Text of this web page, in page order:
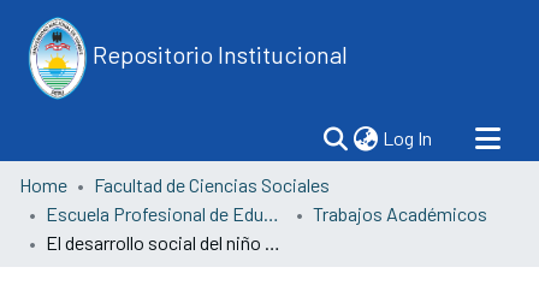
Repositorio Institucional
Log In (current)
Home
Facultad de Ciencias Sociales
Escuela Profesional de Educación
Trabajos Académicos
El desarrollo social del niño en la educación inicial